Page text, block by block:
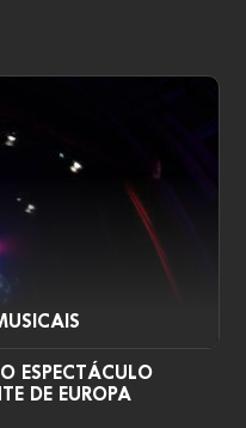
ESPECTÁCULO
DE EUROPA